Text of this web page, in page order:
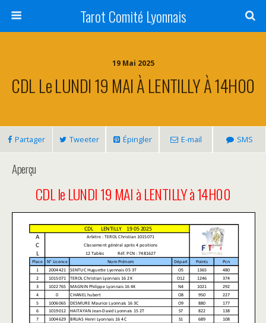
Tarot Comité Lyonnais
19 Mai 2025
CDL Le LUNDI 19 MAI À LENTILLY À 14H00
Partager Tweeter Épingler E-mail SMS
Aperçu
CDL le LUNDI 19 MAI à LENTILLY à 14H00